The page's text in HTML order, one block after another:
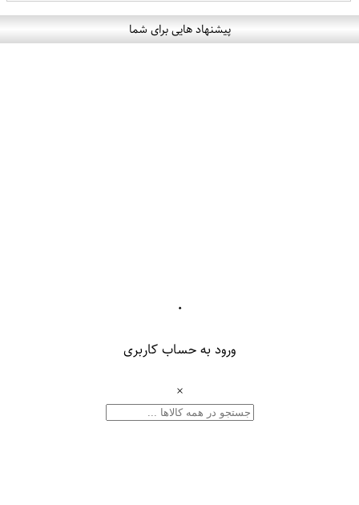
پیشنهاد هایی برای شما
۰
ورود به حساب کاربری
×